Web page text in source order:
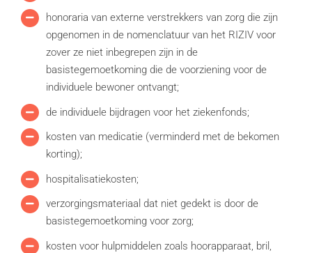
honoraria van externe verstrekkers van zorg die zijn
opgenomen in de nomenclatuur van het RIZIV voor
zover ze niet inbegrepen zijn in de
basistegemoetkoming die de voorziening voor de
individuele bewoner ontvangt;
de individuele bijdragen voor het ziekenfonds;
kosten van medicatie (verminderd met de bekomen
korting);
hospitalisatiekosten;
verzorgingsmateriaal dat niet gedekt is door de
basistegemoetkoming voor zorg;
kosten voor hulpmiddelen zoals hoorapparaat, bril,